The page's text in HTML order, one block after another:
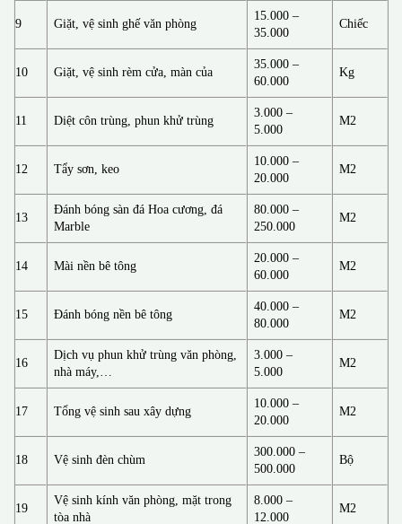
9 Giặt, vệ sinh ghế văn phòng
15.000 –
35.000
Chiếc
10 Giặt, vệ sinh rèm cửa, màn của
35.000 –
60.000
Kg
11 Diệt côn trùng, phun khử trùng
3.000 –
5.000
M2
12 Tẩy sơn, keo
10.000 –
20.000
M2
13
Đánh bóng sàn đá Hoa cương, đá
Marble
80.000 –
250.000
M2
14 Mài nền bê tông
20.000 –
60.000
M2
15 Đánh bóng nền bê tông
40.000 –
80.000
M2
16
Dịch vụ phun khử trùng văn phòng,
nhà máy,…
3.000 –
5.000
M2
17 Tổng vệ sinh sau xây dựng
10.000 –
20.000
M2
18 Vệ sinh đèn chùm
300.000 –
500.000
Bộ
19
Vệ sinh kính văn phòng, mặt trong
tòa nhà
8.000 –
12.000
M2